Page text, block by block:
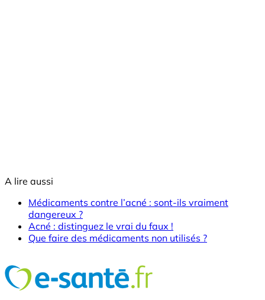
A lire aussi
Médicaments contre l’acné : sont-ils vraiment
dangereux ?
Acné : distinguez le vrai du faux !
Que faire des médicaments non utilisés ?